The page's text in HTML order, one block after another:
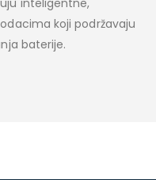
koji podržavaju
baterije.